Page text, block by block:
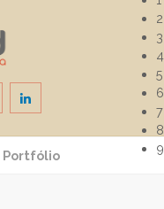
Portfólio
2
3
4
5
6
7
8
9